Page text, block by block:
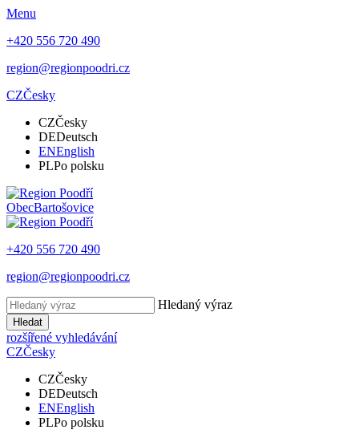
Menu
+420 556 720 490
region@regionpoodri.cz
CZČesky
CZČesky
DEDeutsch
ENEnglish
PLPo polsku
ObecBartošovice
+420 556 720 490
region@regionpoodri.cz
Hledaný výraz
Hledat
rozšířené vyhledávání
CZČesky
CZČesky
DEDeutsch
ENEnglish
PLPo polsku